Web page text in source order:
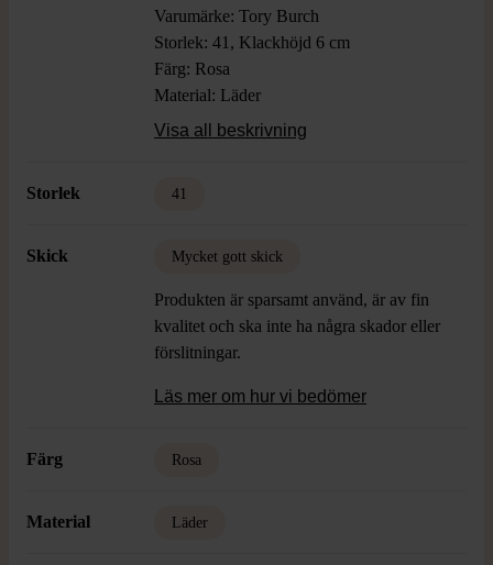
Varumärke: Tory Burch
Storlek: 41, Klackhöjd 6 cm
Färg: Rosa
Material: Läder
Skick: Mycket Gott Skick
Visa all beskrivning
Storlek 41
Skick Mycket gott skick
Produkten är sparsamt använd, är av fin
kvalitet och ska inte ha några skador eller
förslitningar.
Läs mer om hur vi bedömer
Färg Rosa
Material Läder